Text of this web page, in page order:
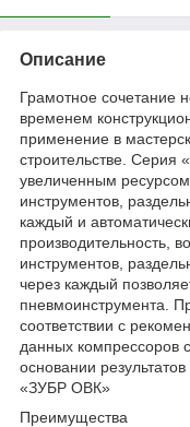
Описание
Грамотное сочетание
временем
применение в
строительстве. Серия
увеличенным
инструментов,
каждый и
производительность,
инструментов,
через каждый
пневмоинструмента.
соответствии с
данных компрессоров
основании
«ЗУБР ОВК»
Преимущества